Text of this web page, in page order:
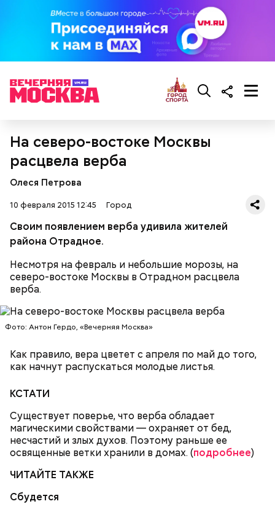
На северо-востоке Москвы
расцвела верба
Олеся Петрова
10 февраля 2015 12:45 Город
Своим появлением верба удивила жителей
района Отрадное.
Несмотря на февраль и небольшие морозы, на
северо-востоке Москвы в Отрадном расцвела
верба.
Фото: Антон Гердо, «Вечерняя Москва»
Как правило, вера цветет с апреля по май до того,
как начнут распускаться молодые листья.
КСТАТИ
Существует поверье, что верба обладает
магическими свойствами — охраняет от бед,
несчастий и злых духов. Поэтому раньше ее
освященные ветки хранили в домах. (подробнее)
ЧИТАЙТЕ ТАКЖЕ
Сбудется